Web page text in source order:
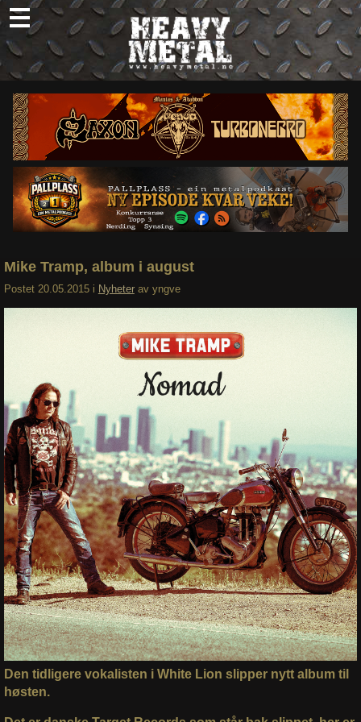
Skip
to
content
Nyheter
Omtaler
Intervjuer
Om oss
Abonner
Søk
Mike Tramp, album i august
Postet 20.05.2015 i Nyheter av yngve
Den tidligere vokalisten i White Lion slipper nytt album til
høsten.